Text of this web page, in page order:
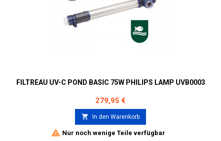
FILTREAU UV-C POND BASIC 75W PHILIPS LAMP UVB0003
Preis
279,95 €
 In den Warenkorb
 Nur noch wenige Teile verfügbar